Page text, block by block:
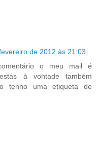
de 2012 às 21:03
o meu mail é
estás à vontade também
tenho uma etiqueta de